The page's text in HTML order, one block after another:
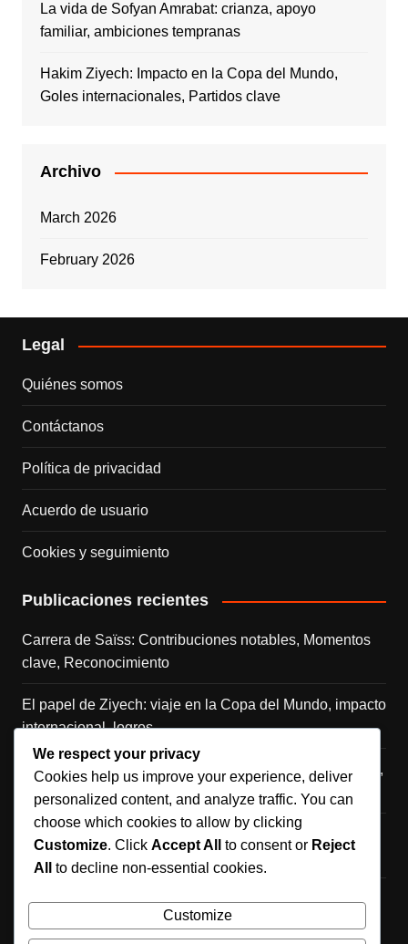
La vida de Sofyan Amrabat: crianza, apoyo
familiar, ambiciones tempranas
Hakim Ziyech: Impacto en la Copa del Mundo,
Goles internacionales, Partidos clave
Archivo
March 2026
February 2026
Legal
Quiénes somos
Contáctanos
Política de privacidad
Acuerdo de usuario
Cookies y seguimiento
Publicaciones recientes
Carrera de Saïss: Contribuciones notables, Momentos
clave, Reconocimiento
El papel de Ziyech: viaje en la Copa del Mundo, impacto
internacional, logros
Saïd Benrahma: Carrera internacional, Momentos clave,
Contribuciones
La vida de Sofyan Amrabat: crianza, apoyo familiar,
Hakim Ziyech: Impacto en la Copa del Mundo, Goles
internacionales, Partidos clave
We respect your privacy
Cookies help us improve your experience, deliver
personalized content, and analyze traffic. You can
choose which cookies to allow by clicking
Customize. Click Accept All to consent or Reject
All
to decline non-essential cookies.
Customize